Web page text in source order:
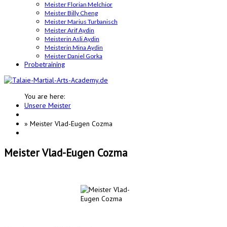
Meister Florian Melchior
Meister Billy Cheng
Meister Marius Turbanisch
Meister Arif Aydin
Meisterin Asli Aydin
Meisterin Mina Aydin
Meister Daniel Gorka
Probetraining
You are here:
Unsere Meister
» Meister Vlad-Eugen Cozma
Meister Vlad-Eugen Cozma